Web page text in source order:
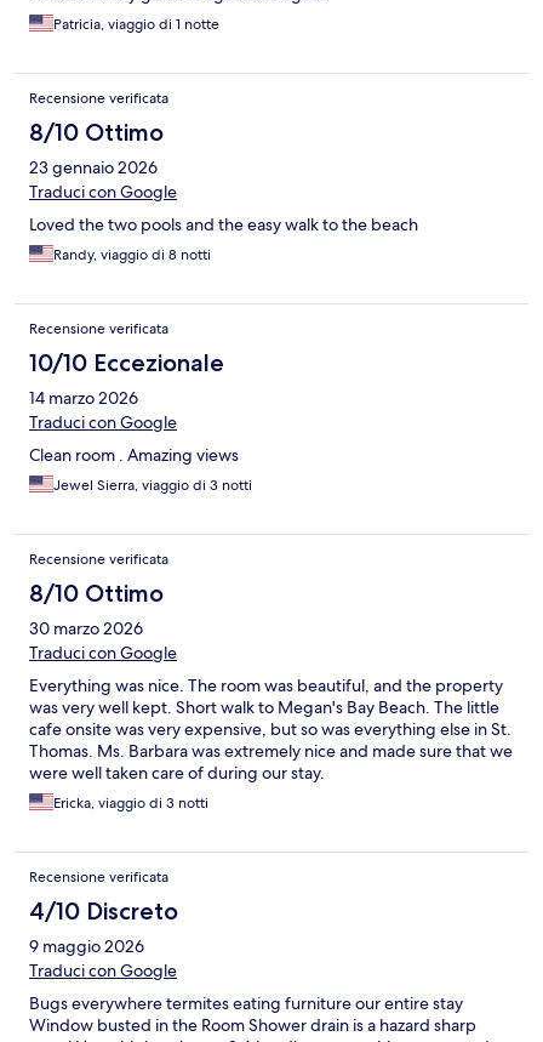
Patricia, viaggio di 1 notte
Recensione verificata
8/10 Ottimo
23 gennaio 2026
Traduci con Google
Loved the two pools and the easy walk to the beach
Randy, viaggio di 8 notti
Recensione verificata
10/10 Eccezionale
14 marzo 2026
Traduci con Google
Clean room . Amazing views
Jewel Sierra, viaggio di 3 notti
Recensione verificata
8/10 Ottimo
30 marzo 2026
Traduci con Google
Everything was nice. The room was beautiful, and the property
was very well kept. Short walk to Megan's Bay Beach. The little
cafe onsite was very expensive, but so was everything else in St.
Thomas. Ms. Barbara was extremely nice and made sure that we
were well taken care of during our stay.
Ericka, viaggio di 3 notti
Recensione verificata
4/10 Discreto
9 maggio 2026
Traduci con Google
Bugs everywhere termites eating furniture our entire stay
Window busted in the Room Shower drain is a hazard sharp